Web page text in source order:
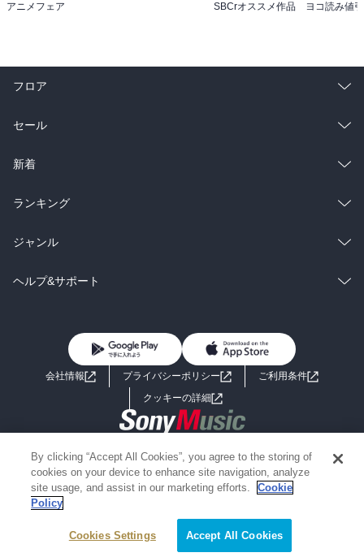
アニメフェア
絞り込み条件を変える
フロア
総合
ラノベ
雑誌・グラビア
BL・TL
セール
総合
ラノベ
雑誌・グラビア
BL・TL
新着
総合
ラノベ
雑誌・グラビア
ランキング
総合
ラノベ
ジャンル
コミック
ライトノベル 男子向けラノベ
小説
海外小説
ミステリー SF
歴史・時代小説
グラビア写真集
ヘルプ&サポート
よくあるご質問 お問い合わせ
会社情報 プライバシーポリシー
ご利用条件
クッキーの詳細
Copyright 2017 - 2026 Sony Music Entertainment(Japan) Inc.
Information on the site is for the Japan domestic market only
powered by
By clicking “Accept All Cookies”, you agree to the storing of
cookies on your device to enhance site navigation, analyze
site usage, and assist in our marketing efforts.
Cookie
Policy
Cookies Settings Accept All Cookies